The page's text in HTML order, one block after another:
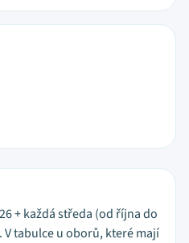
+ každá středa (od října do
V tabulce u oborů, které mají